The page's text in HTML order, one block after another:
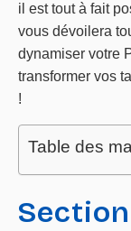
il est tout à fait
vous dévoilera
dynamiser votre
transformer vos
!
Table des